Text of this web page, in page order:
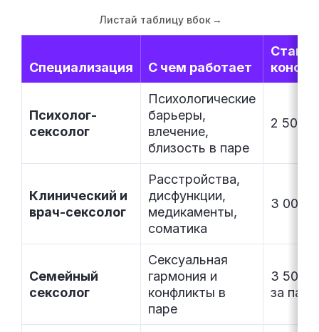
Листай таблицу вбок →
Специализация С чем работает
Ставка
Психолог-
сексолог
Психологические
барьеры,
влечение,
близость в паре
2
Клинический и
врач-сексолог
Расстройства,
дисфункции,
медикаменты,
соматика
3
Семейный
сексолог
Сексуальная
гармония и
конфликты в
паре
3
за пару